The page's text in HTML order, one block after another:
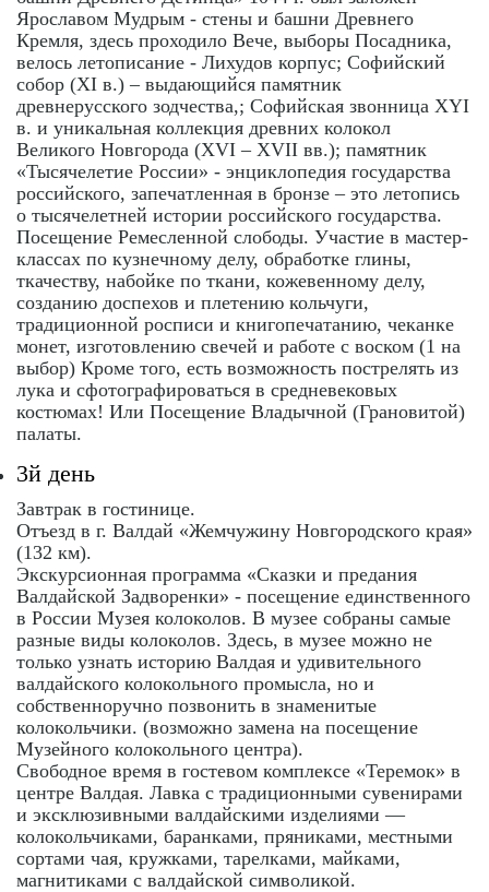
Ярославом Мудрым - стены и башни Древнего
Кремля, здесь проходило Вече, выборы Посадника,
велось летописание - Лихудов корпус; Софийский
собор (XI в.) – выдающийся памятник
древнерусского зодчества,; Софийская звонница XYI
в. и уникальная коллекция древних колокол
Великого Новгорода (XVI – XVII вв.); памятник
«Тысячелетие России» - энциклопедия государства
российского, запечатленная в бронзе – это летопись
о тысячелетней истории российского государства.
Посещение Ремесленной слободы. Участие в мастер-
классах по кузнечному делу, обработке глины,
ткачеству, набойке по ткани, кожевенному делу,
созданию доспехов и плетению кольчуги,
традиционной росписи и книгопечатанию, чеканке
монет, изготовлению свечей и работе с воском (1 на
выбор) Кроме того, есть возможность пострелять из
лука и сфотографироваться в средневековых
костюмах! Или Посещение Владычной (Грановитой)
палаты.
3й день
Завтрак в гостинице.
Отъезд в г. Валдай «Жемчужину Новгородского края»
(132 км).
Экскурсионная программа «Сказки и предания
Валдайской Задворенки» - посещение единственного
в России Музея колоколов. В музее собраны самые
разные виды колоколов. Здесь, в музее можно не
только узнать историю Валдая и удивительного
валдайского колокольного промысла, но и
собственноручно позвонить в знаменитые
колокольчики. (возможно замена на посещение
Музейного колокольного центра).
Свободное время в гостевом комплексе «Теремок» в
центре Валдая. Лавка с традиционными сувенирами
и эксклюзивными валдайскими изделиями —
колокольчиками, баранками, пряниками, местными
сортами чая, кружками, тарелками, майками,
магнитиками с валдайской символикой.